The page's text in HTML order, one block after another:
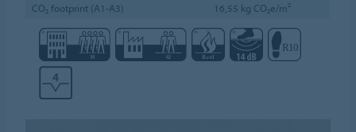
CO₂ footprint (A1-A3)
16,55 kg CO₂e/m²